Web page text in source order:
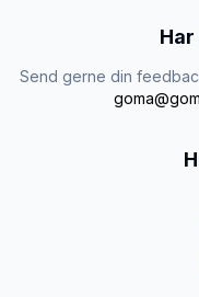
Send gerne din